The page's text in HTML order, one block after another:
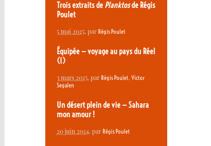
Trois extraits de Planktosde Régis
Poulet
5 mai 2025, par Régis Poulet
Équipée — voyage au pays du Réel
(1)
3 mars 2025, par Régis Poulet, Victor
Segalen
Un désert plein de vie — Sahara
mon amour !
20 juin 2024, par Régis Poulet